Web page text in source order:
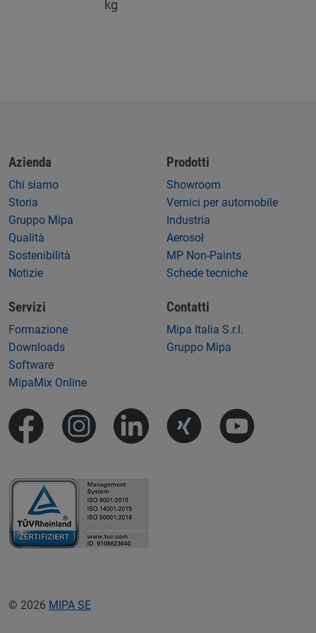
kg
Azienda
Chi siamo
Storia
Gruppo Mipa
Qualità
Sostenibilità
Notizie
Prodotti
Showroom
Vernici per automobile
Industria
Aerosol
MP Non-Paints
Schede tecniche
Servizi
Formazione
Downloads
Software
MipaMix Online
Contatti
Mipa Italia S.r.l.
Gruppo Mipa
© 2026 MIPA SE